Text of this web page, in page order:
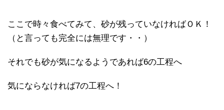
ここで時々食べてみて、砂が残っていなければＯＫ！
（と言っても完全には無理です・・）
それでも砂が気になるようであれば6の工程へ
気にならなければ7の工程へ！